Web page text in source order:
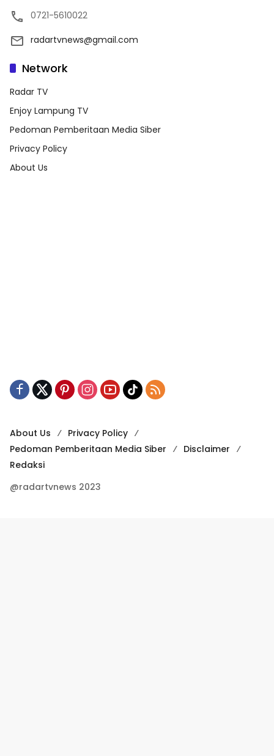
0721-5610022
radartvnews@gmail.com
Network
Radar TV
Enjoy Lampung TV
Pedoman Pemberitaan Media Siber
Privacy Policy
About Us
About Us
Privacy Policy
Pedoman Pemberitaan Media Siber
Disclaimer
Redaksi
@radartvnews 2023